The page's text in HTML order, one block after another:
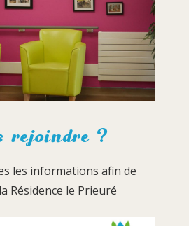
rejoindre ?
les informations afin de
Résidence le Prieuré